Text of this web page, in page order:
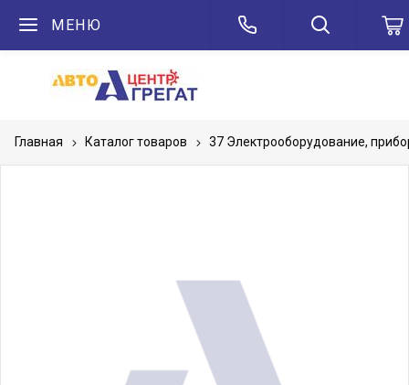
МЕНЮ
Главная Каталог товаров 37 Электрооборудование,